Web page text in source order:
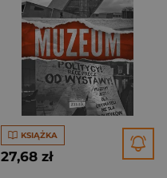
KSIĄŻKA
27,68 zł